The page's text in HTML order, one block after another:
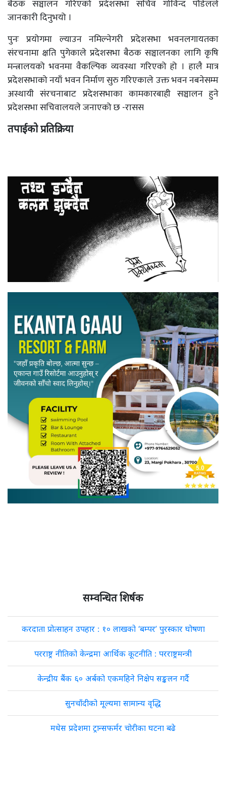
बैठक सञ्चालन गरिएको प्रदेशसभा सचिव गोविन्द पौडेलले
जानकारी दिनुभयो ।
पुनः प्रयोगमा ल्याउन नमिल्नेगरी प्रदेशसभा भवनलगायतका
संरचनामा क्षति पुगेकाले प्रदेशसभा बैठक सञ्चालनका लागि कृषि
मन्त्रालयको भवनमा वैकल्पिक व्यवस्था गरिएको हो । हालै मात्र
प्रदेशसभाको नयाँ भवन निर्माण सुरु गरिएकाले उक्त भवन नबनेसम्म
अस्थायी संरचनाबाट प्रदेशसभाका कामकारबाही सञ्चालन हुने
प्रदेशसभा सचिवालयले जनाएको छ -रासस
तपाईको प्रतिक्रिया
सम्वन्धित शिर्षक
करदाता प्रोत्साहन उपहार : १० लाखको ‘बम्पर’ पुरस्कार घोषणा
परराष्ट्र नीतिको केन्द्रमा आर्थिक कूटनीति : परराष्ट्रमन्त्री
केन्द्रीय बैंक ६० अर्बको एकमहिने निक्षेप सङ्कलन गर्दै
सुनचाँदीको मूल्यमा सामान्य वृद्धि
मधेस प्रदेशमा ट्रान्सफर्मर चोरीका घटना बढे